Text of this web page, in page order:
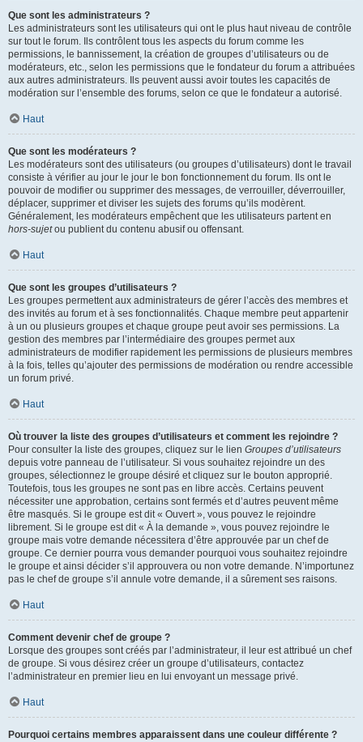
Que sont les administrateurs ?
Les administrateurs sont les utilisateurs qui ont le plus haut niveau de contrôle
sur tout le forum. Ils contrôlent tous les aspects du forum comme les
permissions, le bannissement, la création de groupes d’utilisateurs ou de
modérateurs, etc., selon les permissions que le fondateur du forum a attribuées
aux autres administrateurs. Ils peuvent aussi avoir toutes les capacités de
modération sur l’ensemble des forums, selon ce que le fondateur a autorisé.
Haut
Que sont les modérateurs ?
Les modérateurs sont des utilisateurs (ou groupes d’utilisateurs) dont le travail
consiste à vérifier au jour le jour le bon fonctionnement du forum. Ils ont le
pouvoir de modifier ou supprimer des messages, de verrouiller, déverrouiller,
déplacer, supprimer et diviser les sujets des forums qu’ils modèrent.
Généralement, les modérateurs empêchent que les utilisateurs partent en
hors-sujetou publient du contenu abusif ou offensant.
Haut
Que sont les groupes d’utilisateurs ?
Les groupes permettent aux administrateurs de gérer l’accès des membres et
des invités au forum et à ses fonctionnalités. Chaque membre peut appartenir
à un ou plusieurs groupes et chaque groupe peut avoir ses permissions. La
gestion des membres par l’intermédiaire des groupes permet aux
administrateurs de modifier rapidement les permissions de plusieurs membres
à la fois, telles qu’ajouter des permissions de modération ou rendre accessible
un forum privé.
Haut
Où trouver la liste des groupes d’utilisateurs et comment les rejoindre ?
Pour consulter la liste des groupes, cliquez sur le lien Groupes d’utilisateurs
depuis votre panneau de l’utilisateur. Si vous souhaitez rejoindre un des
groupes, sélectionnez le groupe désiré et cliquez sur le bouton approprié.
Toutefois, tous les groupes ne sont pas en libre accès. Certains peuvent
nécessiter une approbation, certains sont fermés et d’autres peuvent même
être masqués. Si le groupe est dit « Ouvert », vous pouvez le rejoindre
librement. Si le groupe est dit « À la demande », vous pouvez rejoindre le
groupe mais votre demande nécessitera d’être approuvée par un chef de
groupe. Ce dernier pourra vous demander pourquoi vous souhaitez rejoindre
le groupe et ainsi décider s’il approuvera ou non votre demande. N’importunez
pas le chef de groupe s’il annule votre demande, il a sûrement ses raisons.
Haut
Comment devenir chef de groupe ?
Lorsque des groupes sont créés par l’administrateur, il leur est attribué un chef
de groupe. Si vous désirez créer un groupe d’utilisateurs, contactez
l’administrateur en premier lieu en lui envoyant un message privé.
Haut
Pourquoi certains membres apparaissent dans une couleur différente ?